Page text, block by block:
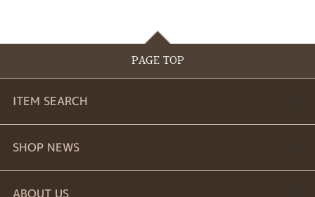
PAGE TOP
ITEM SEARCH
婚約指輪
結婚指輪
SHOP NEWS
商品一覧
ABOUT US